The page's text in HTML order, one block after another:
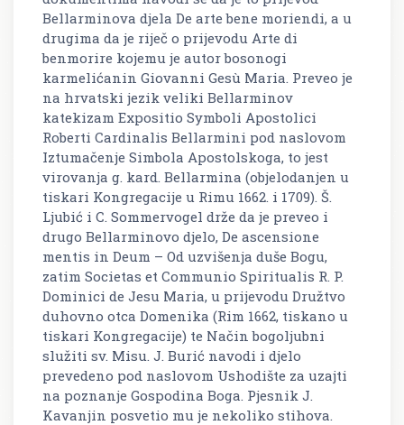
Bellarminova djela De arte bene moriendi, a u
drugima da je riječ o prijevodu Arte di
benmorire kojemu je autor bosonogi
karmelićanin Giovanni Gesù Maria. Preveo je
na hrvatski jezik veliki Bellarminov
katekizam Expositio Symboli Apostolici
Roberti Cardinalis Bellarmini pod naslovom
Iztumačenje Simbola Apostolskoga, to jest
virovanja g. kard. Bellarmina (objelodanjen u
tiskari Kongregacije u Rimu 1662. i 1709). Š.
Ljubić i C. Sommervogel drže da je preveo i
drugo Bellarminovo djelo, De ascensione
mentis in Deum – Od uzvišenja duše Bogu,
zatim Societas et Communio Spiritualis R. P.
Dominici de Jesu Maria, u prijevodu Družtvo
duhovno otca Domenika (Rim 1662, tiskano u
tiskari Kongregacije) te Način bogoljubni
služiti sv. Misu. J. Burić navodi i djelo
prevedeno pod naslovom Ushodište za uzajti
na poznanje Gospodina Boga. Pjesnik J.
Kavanjin posvetio mu je nekoliko stihova.